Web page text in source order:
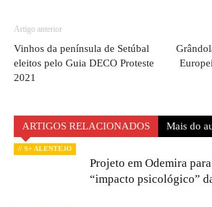
Artigo anterior
Vinhos da península de Setúbal
eleitos pelo Guia DECO Proteste
2021
ARTIGOS RELACIONADOS Mais do
// S+ ALENTEJO
Projeto em Odemira
“impacto psicológico”